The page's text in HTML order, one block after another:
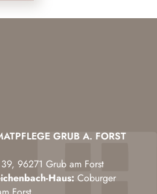
GRUB A. FORST
96271 Grub am Forst
Haus: Coburger